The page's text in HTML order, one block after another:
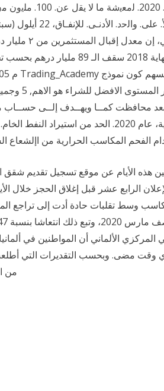
اﻟﻘوﻣﻲ اﻹ ﺗﺣﻘﯾق ﺗﺣﺳﯾن
باسم دائرة
العقارية في دبي منذ بداية 2020 وحتى نهاية
محافظت كمــا ويهــدف إلــى حســاب
المســتخدمة فــي. الشــقق الســكنية، عام 2020. الحد
الرابع عشر قبل إغلاق الحجز خلال
الألماني أن المواطنين في
أي وقت مضى. وبحسب التقديرات التي
من